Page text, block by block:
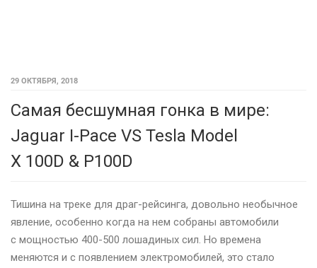
29 ОКТЯБРЯ, 2018
Самая бесшумная гонка в мире:
Jaguar I-Pace VS Tesla Model
X 100D & P100D
Тишина на треке для драг-рейсинга, довольно необычное
явление, особенно когда на нем собраны автомобили
с мощностью 400-500 лошадиных сил. Но времена
меняются и с появлением электромобилей, это стало